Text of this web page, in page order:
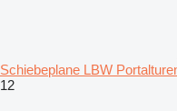
Schiebeplane LBW
12